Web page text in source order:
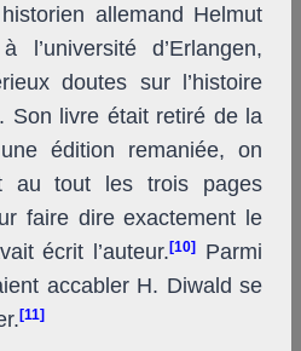
allemand Helmut
l’université d’Erlangen,
doutes sur l’histoire
Son livre était retiré de la
édition remaniée, on
au tout les trois pages
faire dire exactement le
écrit l’auteur.[10]
Parmi
accabler H. Diwald se
[11]